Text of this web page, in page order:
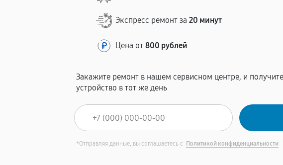
Экспресс ремонт за20 минут
Цена от800 рублей
Закажите ремонт в нашем сервисном центре, и
устройство в тот же день
*Отправляя данные, вы соглашаетесь с Политикой конфиденциальности